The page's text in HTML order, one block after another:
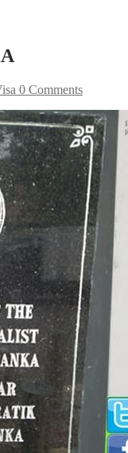
0 Comments